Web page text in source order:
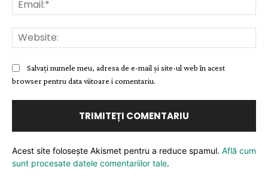
Salvați numele meu, adresa de e-mail și site-ul web în acest
browser pentru data viitoare i comentariu.
Acest site folosește Akismet pentru a reduce spamul. Află cum
sunt procesate datele comentariilor tale.